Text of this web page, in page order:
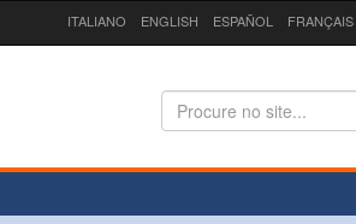
ITALIANO ENGLISH ESPAÑOL FRANÇAIS